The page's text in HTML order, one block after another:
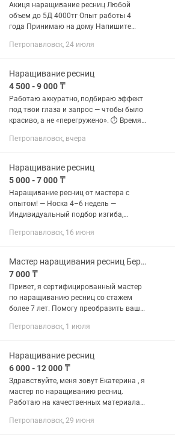
Акиця наращивание ресниц Любой
объем до 5Д 4000тг Опыт работы 4
года Принимаю на дому Напишите
Петропавловск, 24 июля
Наращивание ресниц
4 500 - 9 000 ₸
Работаю аккуратно, подбираю эффект
под твои глаза и запрос — чтобы было
красиво, а не «перегружено». ⏱ Время
4500 тг • 2D — 5000 тг • 3D — 6000 тг •
Петропавловск, вчера
Наращивание ресниц
5 000 - 7 000 ₸
Наращивание ресниц от мастера с
опытом! — Носка 4–6 недель —
Индивидуальный подбор изгиба,
процедура — Чистота и стерилизация
подчеркни свою...
Петропавловск, 16 июня
Мастер наращивания ресниц Береке(Бензострой)
7 000 ₸
Привет, я сертифицированный мастер
по наращиванию ресниц со стажем
более 7 лет. Помогу преобразить ваши
Рабочая страница lashpetropavl
Петропавловск, 1 июля
Наращивание ресниц
6 000 - 12 000 ₸
Здравствуйте, меня зовут Екатерина , я
мастер по наращиванию ресниц.
Работаю на качественных материалах,
стерильность и индивидуальный
Петропавловск, 29 июня